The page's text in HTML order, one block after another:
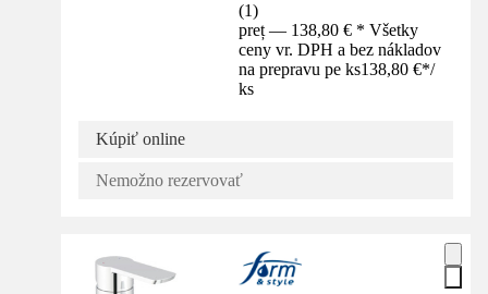
(1)
preț — 138,80 € * Všetky
ceny vr. DPH a bez nákladov
na prepravu pe ks138,80 €*/
ks
Kúpiť online
Nemožno rezervovať